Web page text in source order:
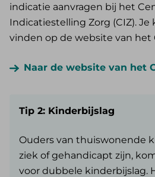
indicatie aanvragen bij het
Indicatiestelling Zorg (CIZ).
vinden op de website van het
Naar de website van het
Tip 2: Kinderbijslag
Ouders van thuiswonende
ziek of gehandicapt zijn,
voor dubbele kinderbijslag.